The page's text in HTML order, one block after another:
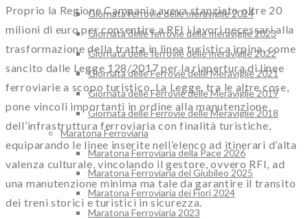
Giornata ferrovie delle meraviglie 2024
Giornata delle ferrovie delle meraviglie 2023
Giornata delle ferrovie delle meraviglie 2022
Giornata delle Ferrovie delle Meraviglie 2021
Giornata delle Ferrovie delle Meraviglie 2019
Giornata delle Ferrovie delle Meraviglie 2018
Maratona Ferroviaria
Maratona Ferroviaria della Pace 2026
Maratona Ferroviaria del Giubileo 2025
Maratona Ferroviaria dei Fiori 2024
Maratona Ferroviaria 2023
Proprio la Regione Campania aveva stanziato oltre 20
milioni di euro per consentire a RFI i lavori necessari alla
trasformazione della tratta in linea turistica irpina, come
sancito dalle Legge 128/2017 per la riapertura di linee
ferroviarie a scopo turistico. La Legge, tra le altre cose,
pone vincoli importanti in ordine alla manutenzione
dell’infrastruttura ferroviaria con finalità turistiche,
equiparando le linee inserite nell’elenco ad itinerari d’alta
valenza culturale, vincolando il gestore, ovvero RFI, ad
una manutenzione minima ma tale da garantire il transito
dei treni storici e turistici in sicurezza.